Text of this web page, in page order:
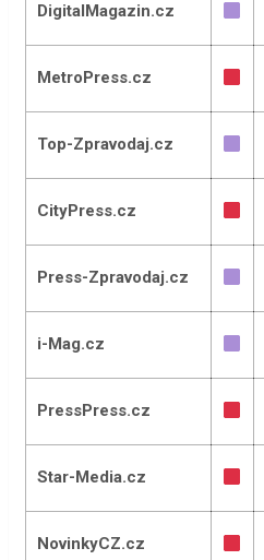
DigitalMagazin.cz
MetroPress.cz
Top-Zpravodaj.cz
CityPress.cz
Press-Zpravodaj.cz
i-Mag.cz
PressPress.cz
Star-Media.cz
NovinkyCZ.cz